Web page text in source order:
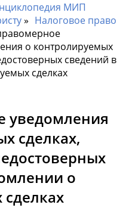
МИП
Налоговое право
о контролируемых
сведений в
сделках
уведомления
сделках,
о